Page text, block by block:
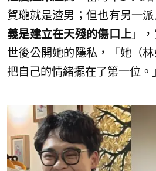
賀瓏就是渣男；但也有另一派
義是建立在天殘的傷口上 」
世後公開她的隱私，「她（
把自己的情緒擺在了第一位。